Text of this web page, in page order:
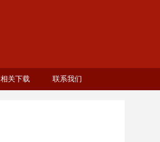
相关下载 联系我们